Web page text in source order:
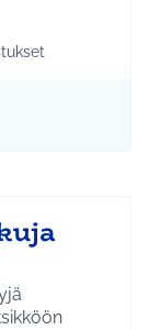
kylät
mukaan: